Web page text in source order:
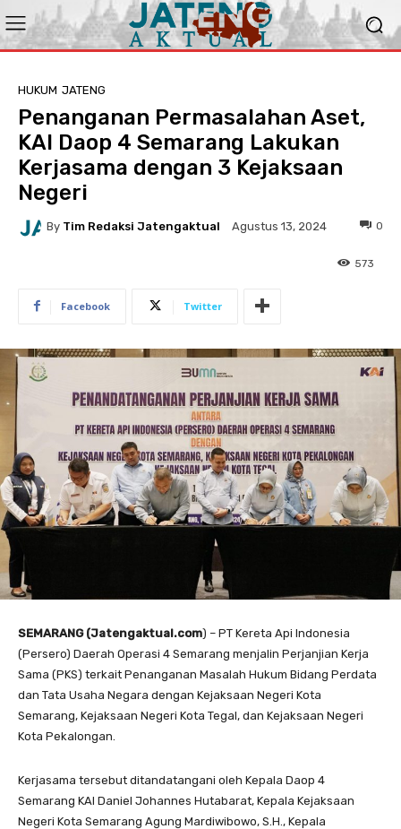
HUKUM JATENG
Penanganan Permasalahan Aset,
KAI Daop 4 Semarang Lakukan
Kerjasama dengan 3 Kejaksaan
Negeri
By Tim Redaksi Jatengaktual Agustus 13, 2024 0
573
Facebook Twitter
SEMARANG (Jatengaktual.com) – PT Kereta Api Indonesia
(Persero) Daerah Operasi 4 Semarang menjalin Perjanjian Kerja
Sama (PKS) terkait Penanganan Masalah Hukum Bidang Perdata
dan Tata Usaha Negara dengan Kejaksaan Negeri Kota
Semarang, Kejaksaan Negeri Kota Tegal, dan Kejaksaan Negeri
Kota Pekalongan.
Kerjasama tersebut ditandatangani oleh Kepala Daop 4
Semarang KAI Daniel Johannes Hutabarat, Kepala Kejaksaan
Negeri Kota Semarang Agung Mardiwibowo, S.H., Kepala